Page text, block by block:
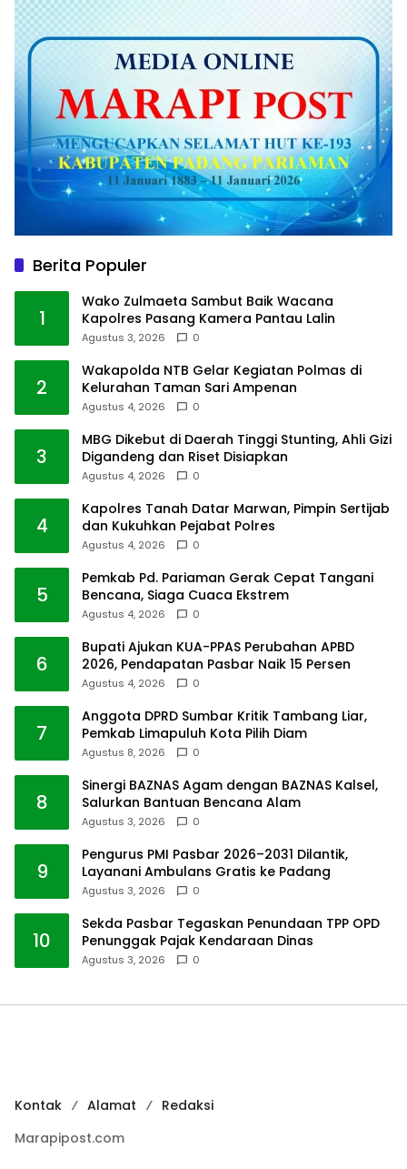
Berita Populer
1
Wako Zulmaeta Sambut Baik Wacana
Kapolres Pasang Kamera Pantau Lalin
Agustus 3, 2026 0
2
Wakapolda NTB Gelar Kegiatan Polmas di
Kelurahan Taman Sari Ampenan
Agustus 4, 2026 0
3
MBG Dikebut di Daerah Tinggi Stunting, Ahli Gizi
Digandeng dan Riset Disiapkan
Agustus 4, 2026 0
4
Kapolres Tanah Datar Marwan, Pimpin Sertijab
dan Kukuhkan Pejabat Polres
Agustus 4, 2026 0
5
Pemkab Pd. Pariaman Gerak Cepat Tangani
Bencana, Siaga Cuaca Ekstrem
Agustus 4, 2026 0
6
Bupati Ajukan KUA-PPAS Perubahan APBD
2026, Pendapatan Pasbar Naik 15 Persen
Agustus 4, 2026 0
7
Anggota DPRD Sumbar Kritik Tambang Liar,
Pemkab Limapuluh Kota Pilih Diam
Agustus 8, 2026 0
8
Sinergi BAZNAS Agam dengan BAZNAS Kalsel,
Salurkan Bantuan Bencana Alam
Agustus 3, 2026 0
9
Pengurus PMI Pasbar 2026–2031 Dilantik,
Layanani Ambulans Gratis ke Padang
Agustus 3, 2026 0
10
Sekda Pasbar Tegaskan Penundaan TPP OPD
Penunggak Pajak Kendaraan Dinas
Agustus 3, 2026 0
Kontak Alamat
Redaksi
Marapipost.com